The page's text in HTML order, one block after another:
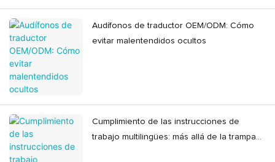
Audífonos de traductor OEM/ODM: Cómo
evitar malentendidos ocultos
Cumplimiento de las instrucciones de
trabajo multilingües: más allá de la trampa